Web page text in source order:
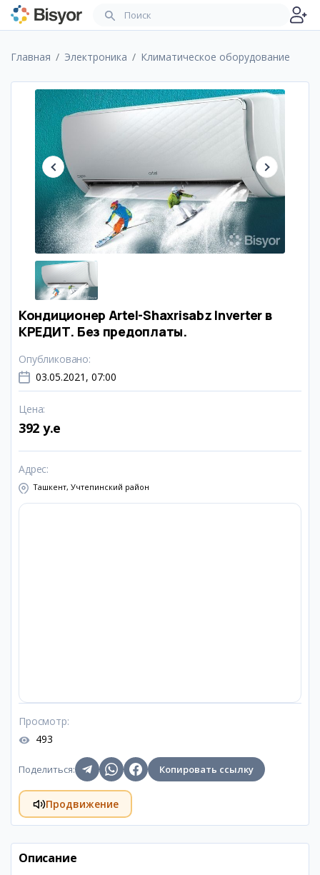
Главная Электроника Климатическое оборудование
Кондиционер Artel-Shaxrisabz Inverter в
КРЕДИТ. Без предоплаты.
Опубликовано:
03.05.2021, 07:00
Цена:
392 y.e
Адрес:
Ташкент, Учтепинский район
Просмотр:
493
Поделиться: Копировать ссылку
Продвижение
Описание